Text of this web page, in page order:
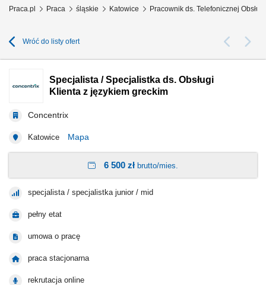
Praca.pl Praca śląskie Katowice Pracownik ds. Telefonicznej
Wróć do listy ofert
Specjalista / Specjalistka ds. Obsługi
Klienta z językiem greckim
Concentrix
Katowice Mapa
6 500 zł brutto/mies.
specjalista / specjalistka junior / mid
pełny etat
umowa o pracę
praca stacjonarna
rekrutacja online